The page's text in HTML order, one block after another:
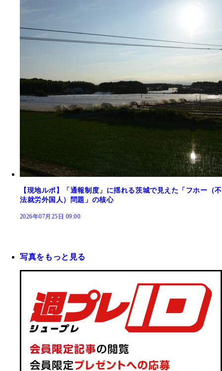
【現地ルポ】「通報制度」に揺れる茨城で見えた「フホー（不
法就労外国人）問題」の核心
2026年07月25日 09:00
写真をもっと見る